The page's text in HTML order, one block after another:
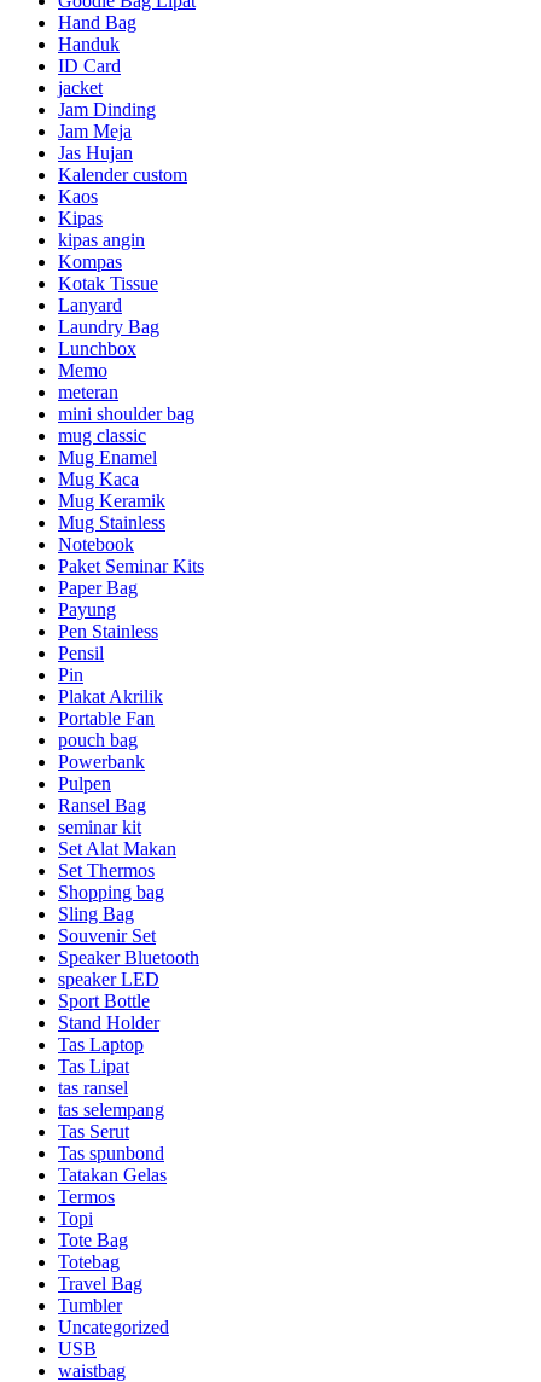
Hand Bag
Handuk
ID Card
jacket
Jam Dinding
Jam Meja
Jas Hujan
Kalender custom
Kaos
Kipas
kipas angin
Kompas
Kotak Tissue
Lanyard
Laundry Bag
Lunchbox
Memo
meteran
mini shoulder bag
mug classic
Mug Enamel
Mug Kaca
Mug Keramik
Mug Stainless
Notebook
Paket Seminar Kits
Paper Bag
Payung
Pen Stainless
Pensil
Pin
Plakat Akrilik
Portable Fan
pouch bag
Powerbank
Pulpen
Ransel Bag
seminar kit
Set Alat Makan
Set Thermos
Shopping bag
Sling Bag
Souvenir Set
Speaker Bluetooth
speaker LED
Sport Bottle
Stand Holder
Tas Laptop
Tas Lipat
tas ransel
tas selempang
Tas Serut
Tas spunbond
Tatakan Gelas
Termos
Topi
Tote Bag
Totebag
Travel Bag
Tumbler
Uncategorized
USB
waistbag